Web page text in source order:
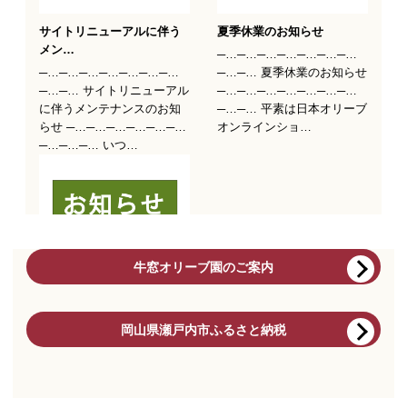
牛窓オリーブ園のご案内
岡山県瀬戸内市ふるさと納税